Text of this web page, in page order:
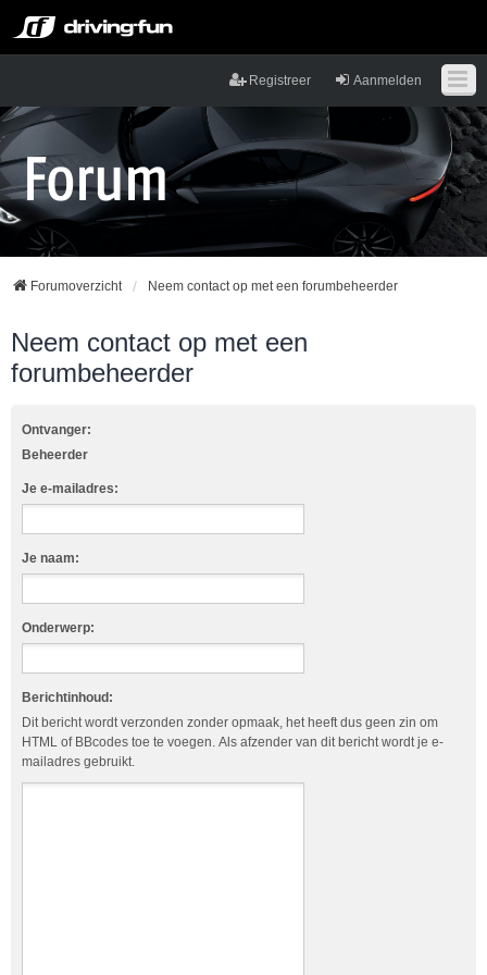
Aanmelden
Registreer
Forumoverzicht Neem contact op met een forumbeheerder
Neem contact op met een
forumbeheerder
Ontvanger:
Beheerder
Je e-mailadres:
Je naam:
Onderwerp:
Berichtinhoud:
Dit bericht wordt verzonden zonder opmaak, het heeft dus geen zin om
HTML of BBcodes toe te voegen. Als afzender van dit bericht wordt je e-
mailadres gebruikt.